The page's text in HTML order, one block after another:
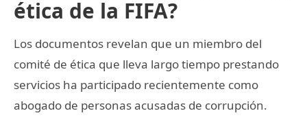
ética de la FIFA?
Los documentos revelan que un miembro del
comité de ética que lleva largo tiempo prestando
servicios ha participado recientemente como
abogado de personas acusadas de corrupción.